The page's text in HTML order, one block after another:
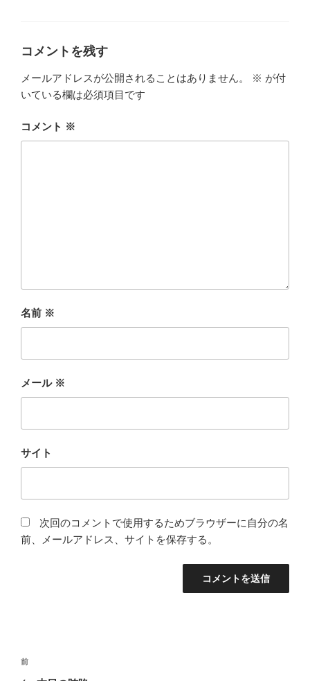
コメントを残す
メールアドレスが公開されることはありません。 ※ が付
いている欄は必須項目です
コメント ※
名前 ※
メール ※
サイト
次回のコメントで使用するためブラウザーに自分の名
前、メールアドレス、サイトを保存する。
投
前
前